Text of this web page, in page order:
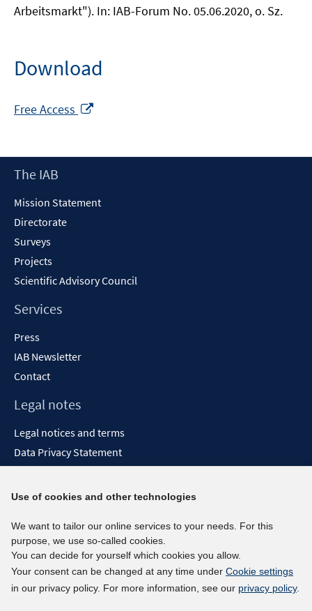
Arbeitsmarkt"). In: IAB-Forum No. 05.06.2020, o. Sz.
Download
Free Access
new
Footer
The IAB
Mission Statement
Directorate
Surveys
Projects
Scientific Advisory Council
Services
Press
IAB Newsletter
Contact
Legal notes
Legal notices and terms
Data Privacy Statement
Report Accessibility
Social media channels
BlueSky
YouTube
LinkedIn
Use of cookies and other technologies
We want to tailor our online services to your needs. For this
purpose, we use so-called cookies.
You can decide for yourself which cookies you allow.
Your consent can be changed at any time under Cookie settings
in our privacy policy. For more information, see our privacy policy.